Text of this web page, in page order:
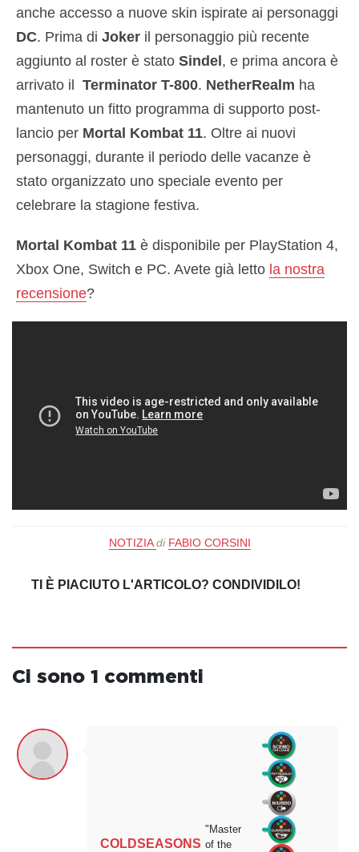
anche accesso a nuove skin ispirate ai personaggi
DC. Prima di Joker il personaggio più recente
aggiunto al roster è stato Sindel , e prima ancora è
arrivato il Terminator T-800. NetherRealm ha
mantenuto un fitto programma di supporto post-
lancio per Mortal Kombat 11. Oltre ai nuovi
personaggi, durante il periodo delle vacanze è
stato organizzato uno speciale evento per
celebrare la stagione festiva.
Mortal Kombat 11 è disponibile per PlayStation 4,
Xbox One, Switch e PC. Avete già letto la nostra
recensione?
NOTIZIA di FABIO CORSINI
TI È PIACIUTO L'ARTICOLO? CONDIVIDILO!
Ci sono 1 commenti
COLDSEASONS
"Master
of the